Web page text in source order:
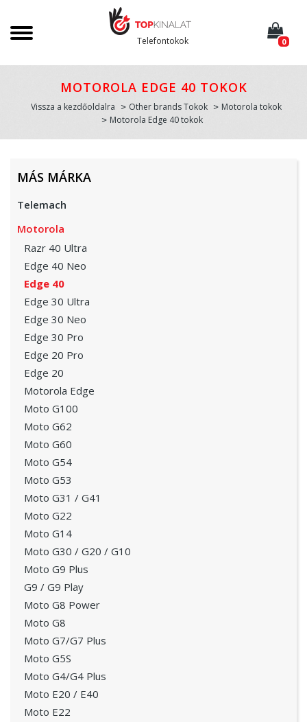
Telefontokok 0
MOTOROLA EDGE 40 TOKOK
Vissza a kezdőoldalra Other brands Tokok
Motorola tokok
Motorola Edge 40 tokok
MÁS MÁRKA
Telemach
Motorola
Razr 40 Ultra
Edge 40 Neo
Edge 40
Edge 30 Ultra
Edge 30 Neo
Edge 30 Pro
Edge 20 Pro
Edge 20
Motorola Edge
Moto G100
Moto G62
Moto G60
Moto G54
Moto G53
Moto G31 / G41
Moto G22
Moto G14
Moto G30 / G20 / G10
Moto G9 Plus
G9 / G9 Play
Moto G8 Power
Moto G8
Moto G7/G7 Plus
Moto G5S
Moto G4/G4 Plus
Moto E20 / E40
Moto E22